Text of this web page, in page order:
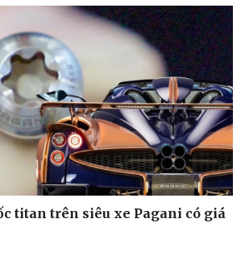
titan trên siêu xe Pagani có giá